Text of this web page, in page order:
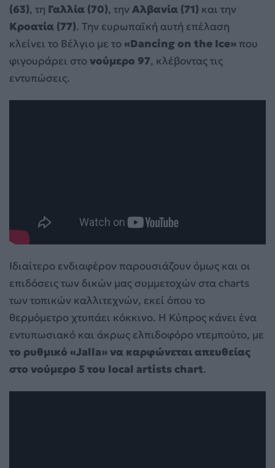
(63), τη Γαλλία (70), τηνΑλβανία (71) και την
Κροατία (77). Την ευρωπαϊκή αυτή επέλαση
κλείνει το Βέλγιο με το«Dancing on the Ice» που
φιγουράρει στονούμερο 97, κλέβοντας τις
εντυπώσεις.
Ιδιαίτερο ενδιαφέρον παρουσιάζουν όμως και οι
επιδόσεις των δικών μας συμμετοχών στα charts
των τοπικών καλλιτεχνών, εκεί όπου το
θερμόμετρο χτυπάει κόκκινο. Η Κύπρος κάνει ένα
εντυπωσιακό και άκρως ελπιδοφόρο ντεμπούτο, με
το ρυθμικό «Jalla» να καρφώνεται απευθείας
στο νούμερο 5 του local artists chart.